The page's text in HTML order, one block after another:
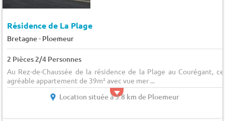
Résidence de La Plage
Bretagne- Ploemeur
2 Pièces 2/4 Personnes
Au Rez-de-Chaussée de la résidence de la Plage au Courégant,
agréable appartement de 39m² avec vue mer ...
Location située à 3.8 km de Ploemeur